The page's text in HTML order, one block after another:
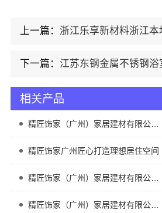
上一篇： 浙江乐享新材料浙江本地房子整
下一篇： 江苏东钢金属不锈钢浴室
相关产品
精匠饰家（广州）家居建材有限公司 以环保为核心打造理想家居的装修设计思路
精匠饰家广州匠心打造理想居住空间
精匠饰家（广州）家居建材有限公司的专业定制服务
精匠饰家（广州）家居建材有限公司让家焕然一新的秘诀